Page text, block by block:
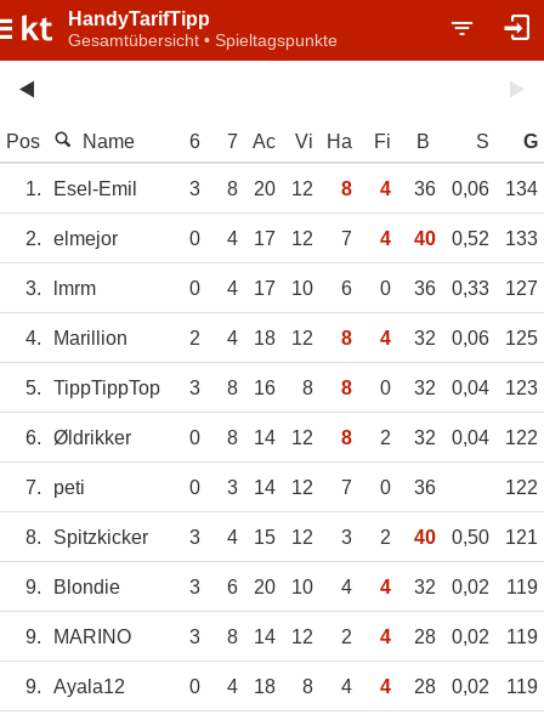
HandyTarifTipp
Gesamtübersicht • Spieltagspunkte
Pos Name 6 7 Ac Vi Ha Fi B S G
1. Esel-Emil 3 8 20 12 8 4 36 0,06 134
2. elmejor 0 4 17 12 7 4 40 0,52 133
3. lmrm 0 4 17 10 6 0 36 0,33 127
4. Marillion 2 4 18 12 8 4 32 0,06 125
5. TippTippTop 3 8 16 8 8 0 32 0,04 123
6. Øldrikker 0 8 14 12 8 2 32 0,04 122
7. peti 0 3 14 12 7 0 36 122
8. Spitzkicker 3 4 15 12 3 2 40 0,50 121
9. Blondie 3 6 20 10 4 4 32 0,02 119
9. MARINO 3 8 14 12 2 4 28 0,02 119
9. Ayala12 0 4 18 8 4 4 28 0,02 119